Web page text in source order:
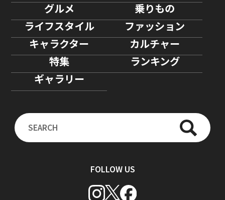
グルメ
乗りもの
ライフスタイル
ファッション
キャラクター
カルチャー
特集
ランキング
ギャラリー
FOLLOW US